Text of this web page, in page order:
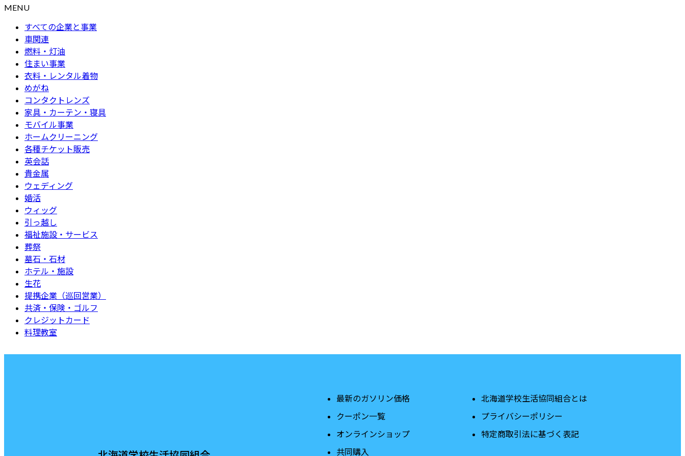
MENU
すべての企業と事業
車関連
燃料・灯油
住まい事業
衣料・レンタル着物
めがね
コンタクトレンズ
家具・カーテン・寝具
モバイル事業
ホームクリーニング
各種チケット販売
英会話
貴金属
ウェディング
婚活
ウィッグ
引っ越し
福祉施設・サービス
葬祭
墓石・石材
ホテル・施設
生花
提携企業（巡回営業）
共済・保険・ゴルフ
クレジットカード
料理教室
最新のガソリン価格
クーポン一覧
オンラインショップ
共同購入
北海道学校生活協同組合とは
プライバシーポリシー
特定商取引法に基づく表記